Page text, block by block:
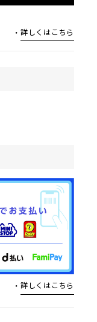
詳しくはこちら
詳しくはこちら